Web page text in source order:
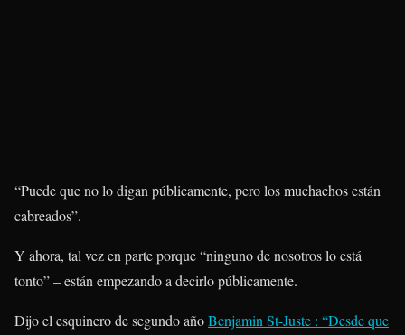
“Puede que no lo digan públicamente, pero los muchachos están
cabreados”.
Y ahora, tal vez en parte porque “ninguno de nosotros lo está
tonto” – están empezando a decirlo públicamente.
Dijo el esquinero de segundo añoBenjamin St-Juste : “Desde que